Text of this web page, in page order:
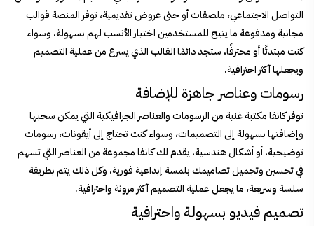
التواصل الاجتماعي، ملصقات أو حتى عروض تقديمية، توفر المنصة قوالب
مجانية ومدفوعة ما يتيح للمستخدمين اختيار الأنسب لهم بسهولة، وسواء
كنت مبتدئًا أو محترفًا، ستجد دائمًا القالب الذي يسرع من عملية التصميم
ويجعلها أكثر احترافية.
رسومات وعناصر جاهزة للإضافة
توفر كانفا مكتبة غنية من الرسومات والعناصر الجرافيكية التي يمكن سحبها
وإضافتها بسهولة إلى التصميمات، وسواء كنت تحتاج إلى أيقونات، رسومات
توضيحية، أو أشكال هندسية، يقدم لك كانفا مجموعة من العناصر التي تسهم
في تحسين وتجميل تصاميمك بلمسة إبداعية فورية، وكل ذلك يتم بطريقة
سلسة وسريعة، ما يجعل عملية التصميم أكثر مرونة واحترافية.
تصميم فيديو بسهولة واحترافية